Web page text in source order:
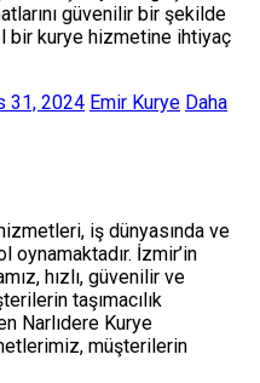
güvenilir bir şekilde
kurye hizmetine ihtiyaç
31, 2024 Emir Kurye Daha
iş dünyasında ve
İzmir’in
hızlı, güvenilir ve
taşımacılık
Narlıdere Kurye
müşterilerin